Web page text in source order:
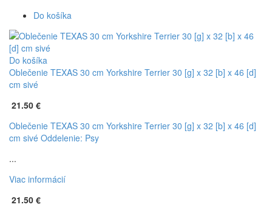
Do košíka
Do košíka
Oblečenie TEXAS 30 cm Yorkshire Terrier 30 [g] x 32 [b] x 46 [d]
cm sivé
21.50 €
Oblečenie TEXAS 30 cm Yorkshire Terrier 30 [g] x 32 [b] x 46 [d]
cm sivé Oddelenie: Psy
...
Viac informácií
21.50 €